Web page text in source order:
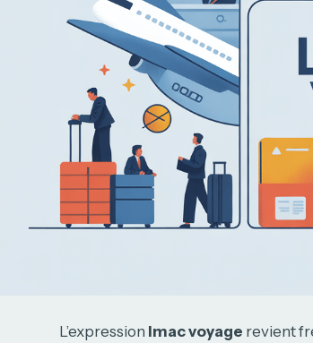
L’expression lmac voyage revient